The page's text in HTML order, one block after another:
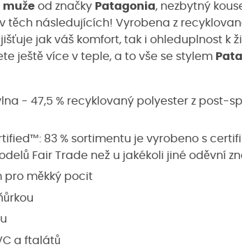
muže od značky Patagonia, nezbytný
těch následujících! Vyrobena z
jak váš komfort, tak i ohleduplnost k
ještě více v teple, a to vše se stylem
- 47,5 % recyklovaný polyester z post-
83 % sortimentu je vyrobeno s
Fair Trade než u jakékoli jiné oděvní
pro měkký pocit
a ftalátů